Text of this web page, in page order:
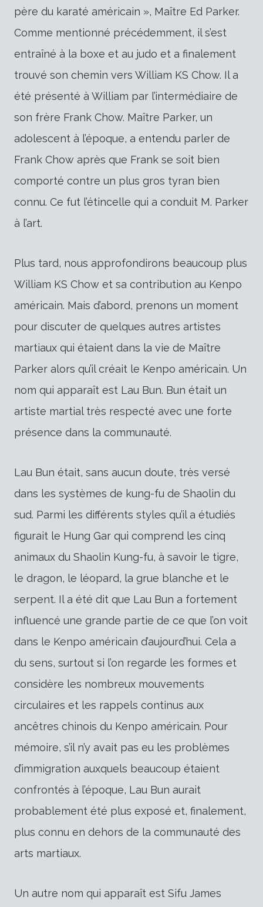
père du karaté américain », Maître Ed Parker.
Comme mentionné précédemment, il s’est
entraîné à la boxe et au judo et a finalement
trouvé son chemin vers William KS Chow. Il a
été présenté à William par l’intermédiaire de
son frère Frank Chow. Maître Parker, un
adolescent à l’époque, a entendu parler de
Frank Chow après que Frank se soit bien
comporté contre un plus gros tyran bien
connu. Ce fut l’étincelle qui a conduit M. Parker
à l’art.
Plus tard, nous approfondirons beaucoup plus
William KS Chow et sa contribution au Kenpo
américain. Mais d’abord, prenons un moment
pour discuter de quelques autres artistes
martiaux qui étaient dans la vie de Maître
Parker alors qu’il créait le Kenpo américain. Un
nom qui apparaît est Lau Bun. Bun était un
artiste martial très respecté avec une forte
présence dans la communauté.
Lau Bun était, sans aucun doute, très versé
dans les systèmes de kung-fu de Shaolin du
sud. Parmi les différents styles qu’il a étudiés
figurait le Hung Gar qui comprend les cinq
animaux du Shaolin Kung-fu, à savoir le tigre,
le dragon, le léopard, la grue blanche et le
serpent. Il a été dit que Lau Bun a fortement
influencé une grande partie de ce que l’on voit
dans le Kenpo américain d’aujourd’hui. Cela a
du sens, surtout si l’on regarde les formes et
considère les nombreux mouvements
circulaires et les rappels continus aux
ancêtres chinois du Kenpo américain. Pour
mémoire, s’il n’y avait pas eu les problèmes
d’immigration auxquels beaucoup étaient
confrontés à l’époque, Lau Bun aurait
probablement été plus exposé et, finalement,
plus connu en dehors de la communauté des
arts martiaux.
Un autre nom qui apparaît est Sifu James